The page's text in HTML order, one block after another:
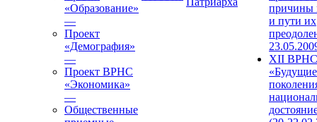
«Образование»
—
Проект
«Демография»
—
Проект ВРНС
«Экономика»
—
Общественные
причины
и пути их
XII ВРНС
«Будущие